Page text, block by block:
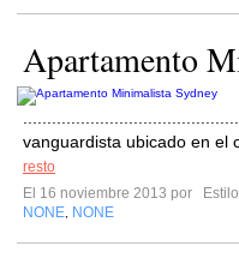
Apartamento
vanguardista ubicado en el
resto
El 16 noviembre 2013 por
NONE NONE